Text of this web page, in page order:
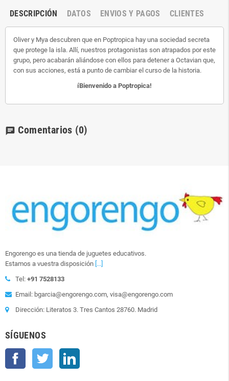
DESCRIPCIÓN DATOS ENVIOS Y PAGOS CLIENTES
Oliver y Mya descubren que en Poptropica hay una sociedad secreta
que protege la isla. Allí, nuestros protagonistas son atrapados por este
grupo, pero acabarán aliándose con ellos para detener a Octavian que,
con sus acciones, está a punto de cambiar el curso de la historia.
íBienvenido a Poptropica!
chat Comentarios (0)
Engorengo es una tienda de juguetes educativos.
Estamos a vuestra disposición [...]
Tel: +91 7528133
Email: bgarcia@engorengo.com, visa@engorengo.com
Dirección: Literatos 3. Tres Cantos 28760. Madrid
SÍGUENOS
Facebook Twitter